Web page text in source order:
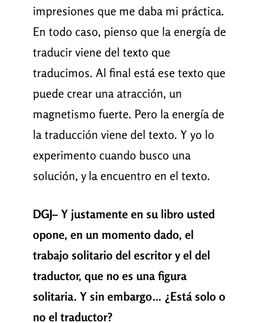
impresiones que me daba mi práctica.
En todo caso, pienso que la energía de
traducir viene del texto que
traducimos. Al final está ese texto que
puede crear una atracción, un
magnetismo fuerte. Pero la energía de
la traducción viene del texto. Y yo lo
experimento cuando busco una
solución, y la encuentro en el texto.
DGJ– Y justamente en su libro usted
opone, en un momento dado, el
trabajo solitario del escritor y el del
traductor, que no es una figura
solitaria. Y sin embargo… ¿Está solo o
no el traductor?